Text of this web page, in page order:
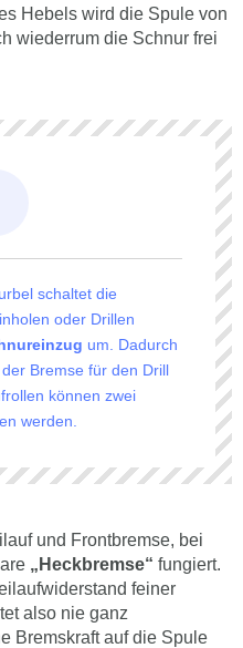
Hebels wird die Spule von
wiederrum die Schnur frei
schaltet die
oder Drillen
um. Dadurch
Bremse für den Drill
können zwei
werden.
und Frontbremse, bei
„Heckbremse“ fungiert.
feiner
also nie ganz
Bremskraft auf die Spule